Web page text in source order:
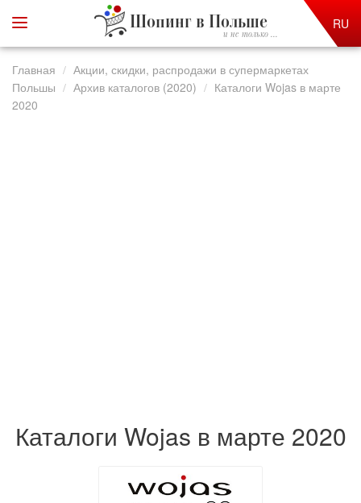
Шопинг в Польше
и не только ...
RU
Главная
Акции, скидки, распродажи в супермаркетах
Польшы
Архив каталогов (2020)
Каталоги Wojas в марте
2020
Каталоги Wojas в марте 2020